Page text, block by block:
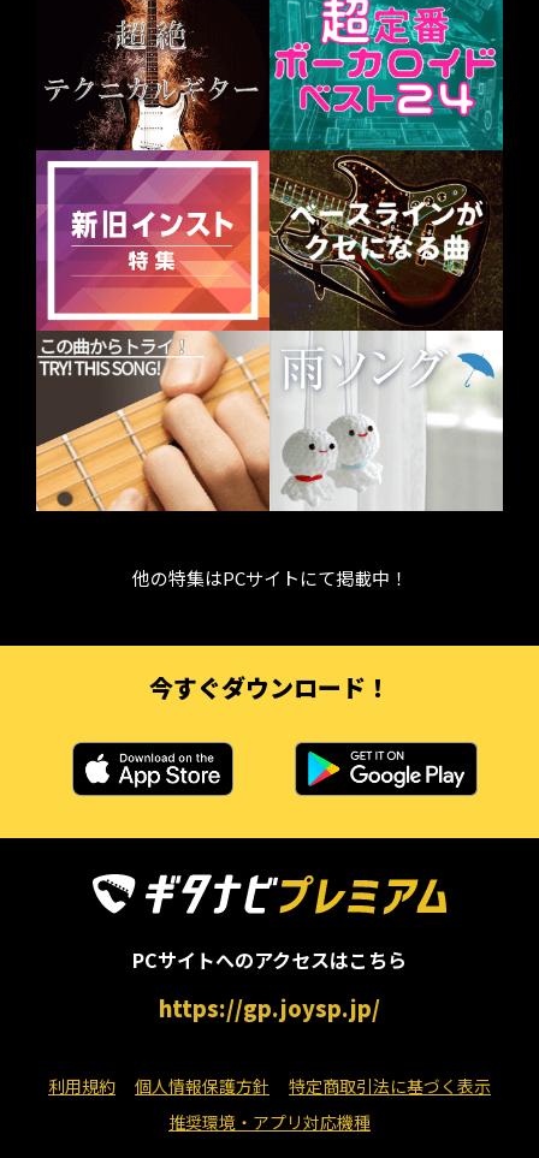
他の特集はPCサイトにて掲載中！
今すぐダウンロード！
PCサイトへのアクセスはこちら
https://gp.joysp.jp/
利用規約 個人情報保護方針
特定商取引法に基づく表示
推奨環境・アプリ対応機種